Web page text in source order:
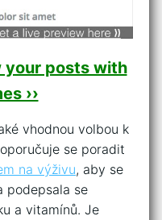
your posts with
››
vhodnou volbou k
se poradit
na výživu, aby se​
podepsala se
a ⁤vitamínů. Je